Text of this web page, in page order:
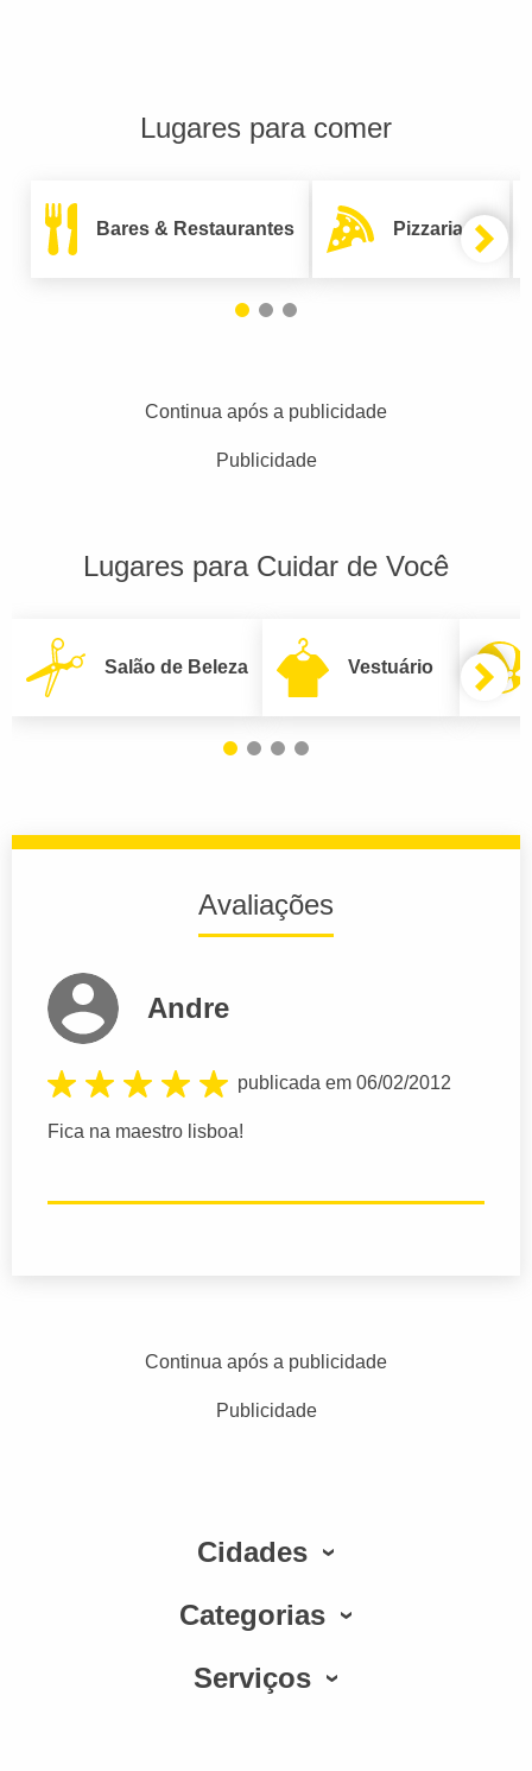
Lugares para comer
Bares & Restaurantes Pizzarias
Continua após a publicidade
Publicidade
Lugares para Cuidar de Você
Salão de Beleza Vestuário
Avaliações
Andre
publicada em 06/02/2012
Fica na maestro lisboa!
Continua após a publicidade
Publicidade
Cidades
Categorias
Serviços